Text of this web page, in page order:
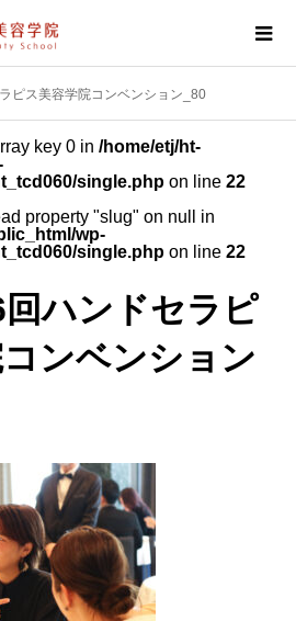
ピス美容学院コンベンション_80
key 0 in /home/etj/ht-
single.php on line 22
property "slug" on null in
wp-
single.php on line 22
回ハンドセラピ
ンベンション